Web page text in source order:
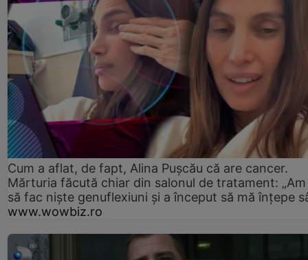
Cum a aflat, de fapt, Alina Pușcău că are cancer.
Mărturia făcută chiar din salonul de tratament:
să fac niște genuflexiuni și a început să mă înțepe
www.wowbiz.ro